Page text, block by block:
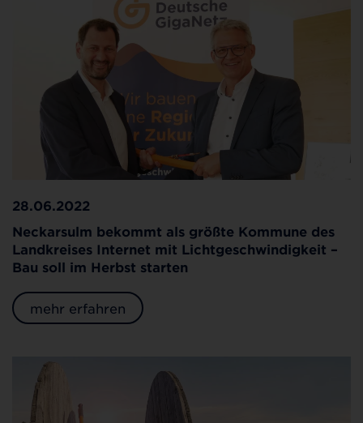
28.06.2022
Neckarsulm bekommt als größte Kommune des
Landkreises Internet mit Lichtgeschwindigkeit –
Bau soll im Herbst starten
mehr erfahren